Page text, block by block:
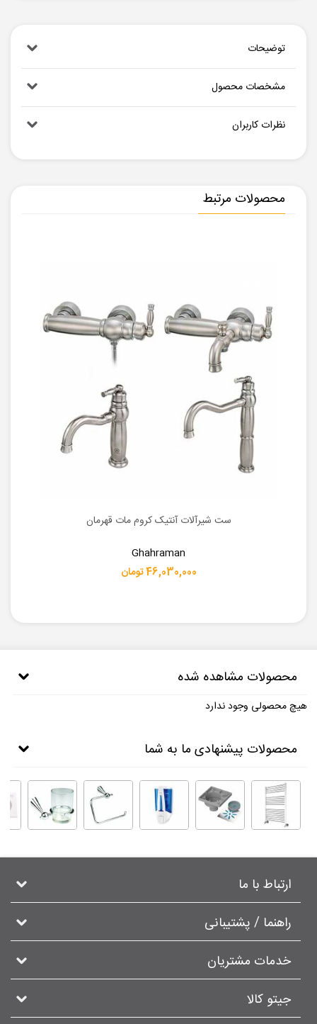
توضیحات
مشخصات محصول
نظرات کاربران
محصولات مرتبط
ست شیرآلات آنتیک کروم مات قهرمان
Ghahraman
46,030,000 تومان
محصولات مشاهده شده
هیچ محصولی وجود ندارد
محصولات پیشنهادی ما به شما
ارتباط با ما
راهنما / پشتیبانی
خدمات مشتریان
جیتو کالا